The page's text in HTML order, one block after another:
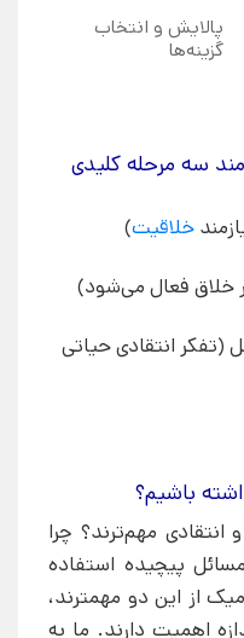
پالایش و انتخاب
گزینه‌ها
سه مرحله کلیدی
خلاقیت)
(تفکر انتقادی حیاتی
باشیم؟
مهم‌ترند؟ چرا
پیچیده استفاده
از این دو مهمترند،
اهمیت دارند. ما به